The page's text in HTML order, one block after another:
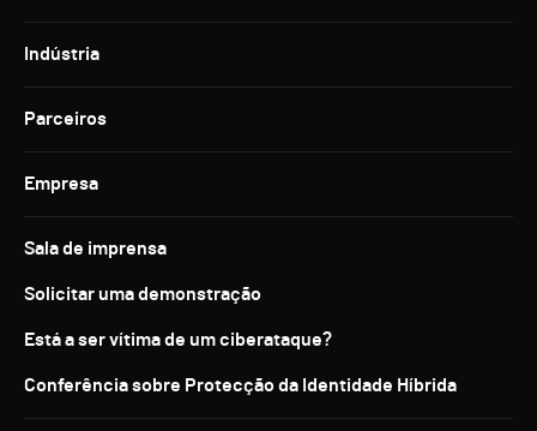
Indústria
Parceiros
Empresa
Sala de imprensa
Solicitar uma demonstração
Está a ser vítima de um ciberataque?
Conferência sobre Protecção da Identidade Híbrida